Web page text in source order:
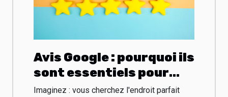
Avis Google : pourquoi ils
sont essentiels pour
votre entreprise ?
Imaginez : vous cherchez l'endroit parfait